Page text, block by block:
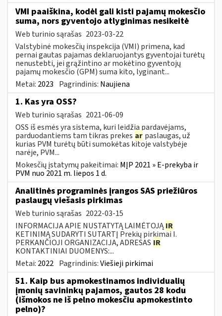
VMI paaiškina, kodėl gali kisti pajamų mokesčio
suma, nors gyventojo atlyginimas nesikeitė
Web turinio sąrašas 2023-03-22
Valstybinė mokesčių inspekcija (VMI) primena, kad
pernai gautas pajamas deklaruojantys gyventojai turėtų
nenustebti, jei grąžintino ar mokėtino gyventojų
pajamų mokesčio (GPM) suma kito, lyginant...
Metai: 2023 Pagrindinis: Naujiena
1. Kas yra OSS?
Web turinio sąrašas 2021-06-09
OSS iš esmės yra sistema, kuri leidžia pardavėjams,
parduodantiems tam tikras prekes ar paslaugas, už
kurias PVM turėtų būti sumokėtas kitoje valstybėje
narėje, PVM...
Mokesčių įstatymų pakeitimai: MĮP 2021 » E-prekyba ir
PVM nuo 2021 m. liepos 1 d.
Analitinės programinės įrangos SAS priežiūros
paslaugų viešasis pirkimas
Web turinio sąrašas 2022-03-15
INFORMACIJA APIE NUSTATYTĄ LAIMĖTOJĄIR
KETINIMĄ SUDARYTI SUTARTĮ Prekių pirkimai I.
PERKANČIOJI ORGANIZACIJA, ADRESAS IR
KONTAKTINIAI DUOMENYS:...
Metai: 2022 Pagrindinis:Viešieji pirkimai
51. Kaip bus apmokestinamos individualių
įmonių savininkų pajamos, gautos 28 kodu
(išmokos ne iš pelno mokesčiu apmokestinto
pelno)?